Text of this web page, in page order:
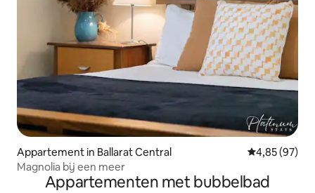
Appartement in Ballarat Central Gemiddelde
4,85 (97)
Magnolia bij een meer
Appartementen met bubbelbad